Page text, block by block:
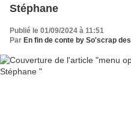
Stéphane
Publié le 01/09/2024 à 11:51
Par En fin de conte by So'scrap